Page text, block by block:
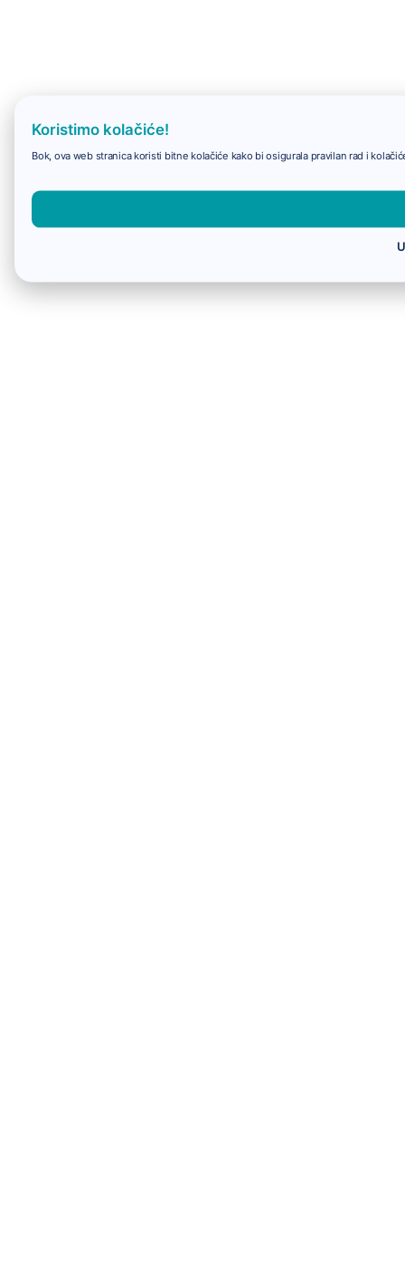
Koristimo kolačiće!
Bok, ova web stranica koristi bitne kolačiće kako bi osigurala pravilan rad i